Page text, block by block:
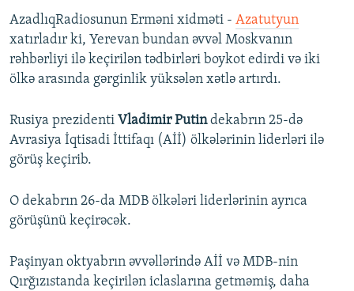
AzadlıqRadiosunun Erməni xidməti - Azatutyun
xatırladır ki, Yerevan bundan əvvəl Moskvanın
rəhbərliyi ilə keçirilən tədbirləri boykot edirdi və iki
ölkə arasında gərginlik yüksələn xətlə artırdı.
Rusiya prezidenti Vladimir Putindekabrın 25-də
Avrasiya İqtisadi İttifaqı (Aİİ) ölkələrinin liderləri ilə
görüş keçirib.
O dekabrın 26-da MDB ölkələri liderlərinin ayrıca
görüşünü keçirəcək.
Paşinyan oktyabrın əvvəllərində Aİİ və MDB-nin
Qırğızıstanda keçirilən iclaslarına getməmiş, daha